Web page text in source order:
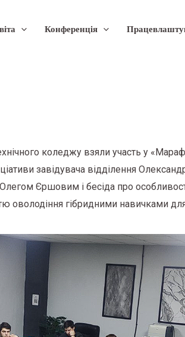
Конференція
коледжу взяли участь у
завідувача відділення
Єршовим і бесіда про
оволодіння гібридними навичками